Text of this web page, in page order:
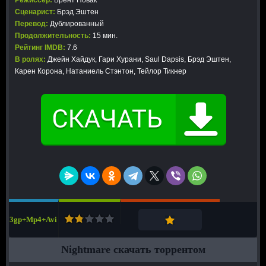
Сценарист: Брэд Эштен
Перевод: Дублированный
Продолжительность: 15 мин.
Рейтинг IMDB: 7.6
В ролях: Джейн Хайдук, Гари Хурани, Saul Dapsis, Брэд Эштен,
Карен Корона, Натаниель Стэнтон, Тейлор Тикнер
3gp+Mp4+Avi
Nightmare скачать торрентом